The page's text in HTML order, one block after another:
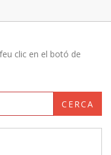
clic en el botó de
CERCA